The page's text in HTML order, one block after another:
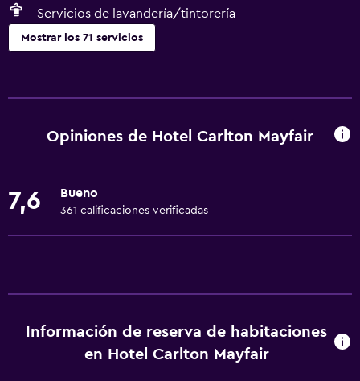
Servicios de lavandería/tintorería
Mostrar los 71 servicios
Wifi gratis
Toallas
Alarma de humo
Opiniones de Hotel Carlton Mayfair
7,6 Bueno
361 calificaciones verificadas
Información de reserva de habitaciones
en Hotel Carlton Mayfair